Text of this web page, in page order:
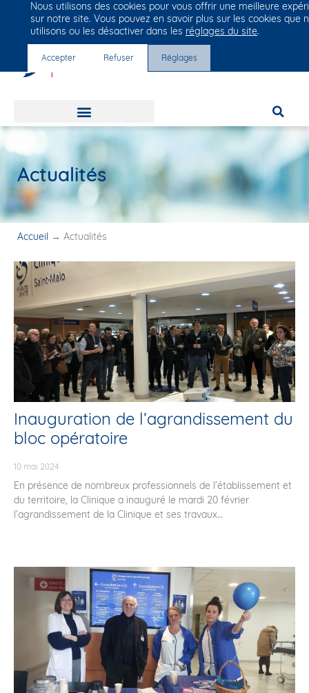
Groupe Vivalto Santé
Entre nous, la vie
Actualités
Accueil → Actualités
Inauguration de l’agrandissement du
bloc opératoire
10 mai 2024
En présence de nombreux professionnels de l’établissement et
du territoire, la Clinique a inauguré le mardi 20 février
l’agrandissement de la Clinique et ses travaux
Nous utilisons des cookies pour vous offrir une meilleure
sur notre site. Vous pouvez en savoir plus sur les cookies que
utilisons ou les désactiver dans les réglages du site.
Accepter Refuser Réglages